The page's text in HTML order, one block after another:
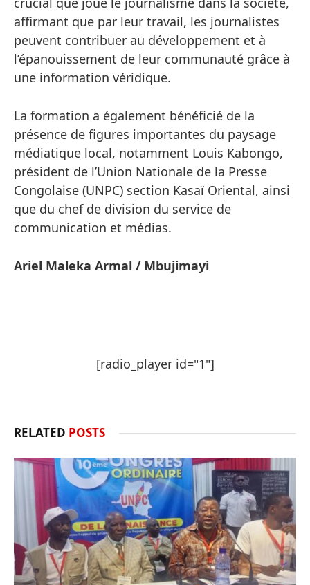
affirmant que par leur travail, les journalistes
peuvent contribuer au développement et à
l’épanouissement de leur communauté grâce à
une information véridique.
La formation a également bénéficié de la
présence de figures importantes du paysage
médiatique local, notamment Louis Kabongo,
président de l’Union Nationale de la Presse
Congolaise (UNPC) section Kasaï Oriental, ainsi
que du chef de division du service de
communication et médias.
Ariel Maleka Armal / Mbujimayi
[radio_player id="1"]
RELATED POSTS